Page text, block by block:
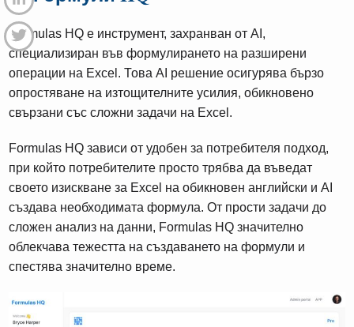
Formulas HQ е инструмент, захранван от AI,
специализиран във формулирането на разширени
операции на Excel. Това AI решение осигурява бързо
опростяване на изтощителните усилия, обикновено
свързани със сложни задачи на Excel.
Formulas HQ зависи от удобен за потребителя подход,
при който потребителите просто трябва да въведат
своето изискване за Excel на обикновен английски и AI
създава необходимата формула. От прости задачи до
сложен анализ на данни, Formulas HQ значително
облекчава тежестта на създаването на формули и
спестява значително време.